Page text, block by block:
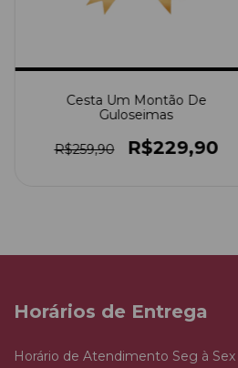
Cesta Um Montão De
Guloseimas
R$259,90 R$229,90
Horários de Entrega
Horário de Atendimento Seg à Sex